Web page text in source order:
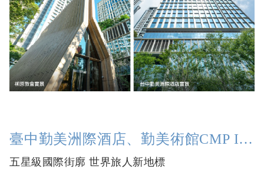
臺中勤美洲際酒店、勤美術館CMP INSPIRATION
五星級國際街廓 世界旅人新地標